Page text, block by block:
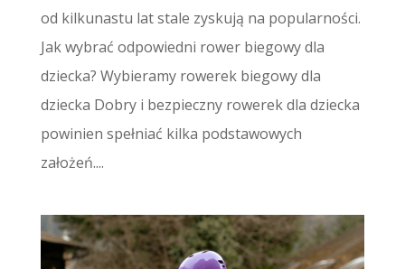
od kilkunastu lat stale zyskują na popularności.
Jak wybrać odpowiedni rower biegowy dla
dziecka? Wybieramy rowerek biegowy dla
dziecka Dobry i bezpieczny rowerek dla dziecka
powinien spełniać kilka podstawowych
założeń....